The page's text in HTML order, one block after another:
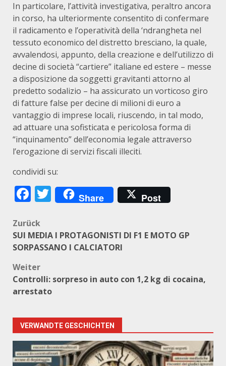
In particolare, l’attività investigativa, peraltro ancora
in corso, ha ulteriormente consentito di confermare
il radicamento e l’operatività della ‘ndrangheta nel
tessuto economico del distretto bresciano, la quale,
avvalendosi, appunto, della creazione e dell’utilizzo di
decine di società “cartiere” italiane ed estere – messe
a disposizione da soggetti gravitanti attorno al
predetto sodalizio – ha assicurato un vorticoso giro
di fatture false per decine di milioni di euro a
vantaggio di imprese locali, riuscendo, in tal modo,
ad attuare una sofisticata e pericolosa forma di
“inquinamento” dell’economia legale attraverso
l’erogazione di servizi fiscali illeciti.
condividi su:
Facebook
Twitter
Share Post
Beitragsnavigation
Zurück
SUI MEDIA I PROTAGONISTI DI F1 E MOTO GP
SORPASSANO I CALCIATORI
Weiter
Controlli: sorpreso in auto con 1,2 kg di cocaina,
arrestato
VERWANDTE GESCHICHTEN